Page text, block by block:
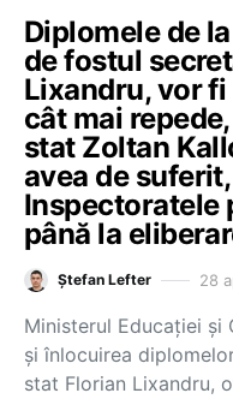
Diplomele de
de fostul
Lixandru, vor
cât mai
stat Zoltan
avea de
Inspectoratele
până la
Ștefan Lefter 28
Ministerul Educației
și înlocuirea
stat Florian Lixandru,